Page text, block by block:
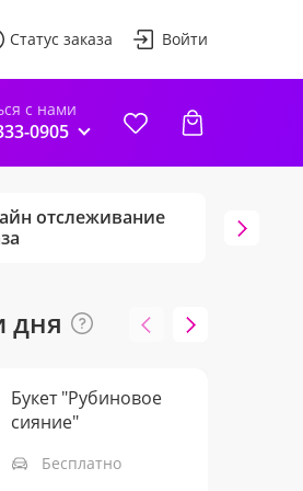
Статус заказа Войти
с нами
0905
отслеживание
дня
Букет "Рубиновое
сияние"
Бесплатно